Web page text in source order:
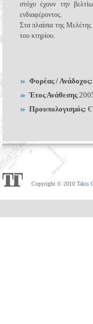
στόχο έχουν την
ενδιαφέροντος.
Στα πλαίσια της
του κτηρίου.
Φορέας / Ανάδοχος:
Έτος Ανάθεσης
Προυπολογισμός:
Copyright © 2010 Takis